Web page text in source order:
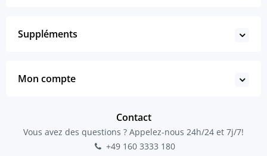
Suppléments
Mon compte
Contact
Vous avez des questions ? Appelez-nous 24h/24 et 7j/7!
+49 160 3333 180